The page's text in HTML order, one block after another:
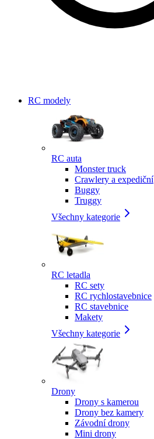
RC modely
RC auta
Monster truck
Crawlery a expediční
Buggy
Truggy
Všechny kategorie
RC letadla
RC sety
RC rychlostavebnice
RC stavebnice
Makety
Všechny kategorie
Drony
Drony s kamerou
Drony bez kamery
Závodní drony
Mini drony